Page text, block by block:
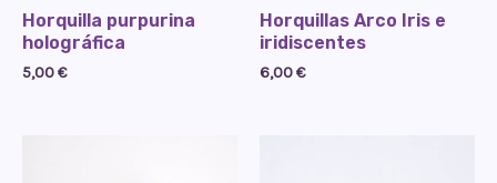
Horquilla purpurina
holográfica
5,00€
Horquillas Arco Iris e
iridiscentes
6,00€